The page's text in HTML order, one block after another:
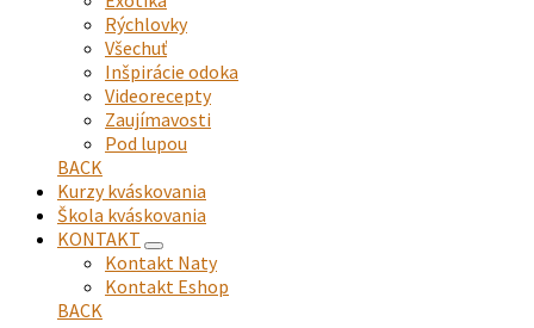
Rýchlovky
Všechuť
Inšpirácie odoka
Videorecepty
Zaujímavosti
Pod lupou
BACK
Kurzy kváskovania
Škola kváskovania
KONTAKT
expand
child
menu
Kontakt Naty
Kontakt Eshop
BACK